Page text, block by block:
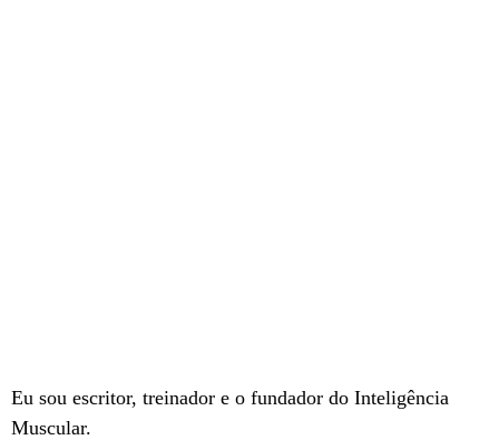
Eu sou escritor, treinador e o fundador do Inteligência
Muscular.